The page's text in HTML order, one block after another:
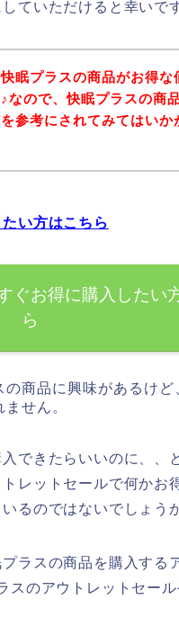
ていただけると幸いで
眠プラスの商品がお得な
なので、快眠プラスの商
参考にされてみてはいか
い方はこちら
ぐお得に購入したい
ら
商品に興味があるけ
せん。
できたらいいのに、、
レットセールで何かお
るのではないでしょう
ラスの商品を購入する
スのアウトレットセー